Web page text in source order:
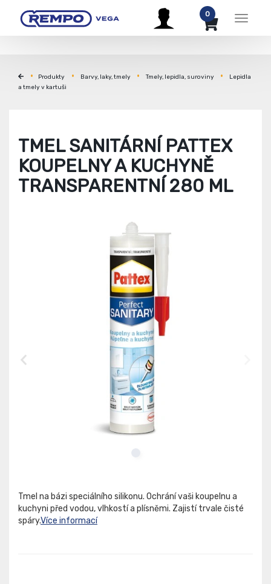
Menu
0
Produkty Barvy, laky, tmely Tmely, lepidla, suroviny
Lepidla
a tmely v kartuši
TMEL SANITÁRNÍ PATTEX
KOUPELNY A KUCHYNĚ
TRANSPARENTNÍ 280 ML
Tmel na bázi speciálního silikonu. Ochrání vaši koupelnu a
kuchyni před vodou, vlhkostí a plísněmi. Zajistí trvale čisté
spáry.Více informací